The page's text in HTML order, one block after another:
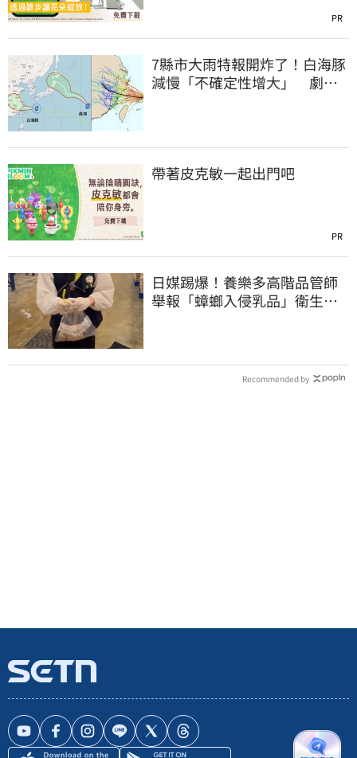
PR
7縣市大雨特報開炸了！白海豚
減慢「不確定性增大」 劇烈
帶著皮克敏一起出門吧
PR
日媒踢爆！養樂多高階品管師
舉報「蟑螂入侵乳品」衛生局
Recommended by